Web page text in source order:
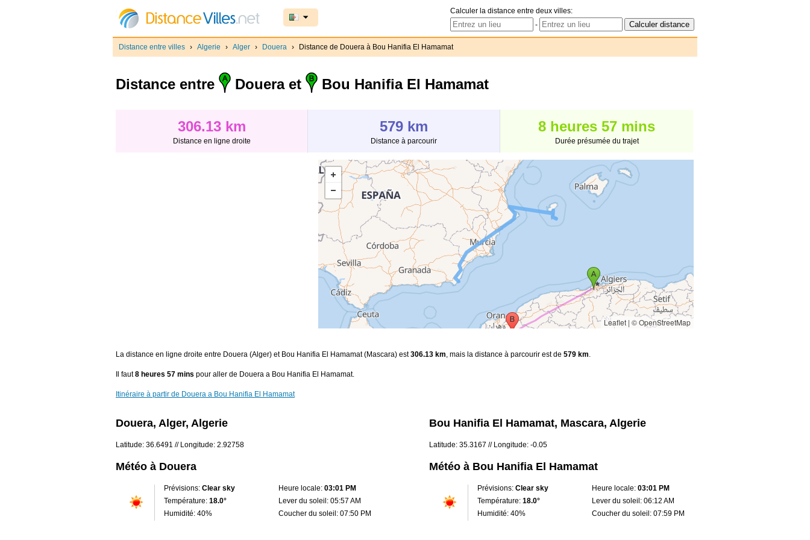
Calculer la distance entre deux villes:
-
Distance entre villes › Algerie › Alger › Douera › Distance de Douera à Bou Hanifia El Hamamat
Distance entre Douera et Bou Hanifia El Hamamat
306.13 km
Distance en ligne droite
579 km
Distance à parcourir
8 heures 57 mins
Durée présumée du trajet
Leaflet | © OpenStreetMap
La distance en ligne droite entre Douera (Alger) et Bou Hanifia El Hamamat (Mascara) est306.13 km, mais la distance à parcourir est de 579 km.
Il faut8 heures 57 mins pour aller de Douera a Bou Hanifia El Hamamat.
Itinéraire à partir de Douera a Bou Hanifia El Hamamat
Douera, Alger, Algerie
Latitude: 36.6491 // Longitude: 2.92758
Météo à Douera
Prévisions: Clear sky
Température: 18.0°
Humidité: 40%
Heure locale: 03:01 PM
Lever du soleil: 05:57 AM
Coucher du soleil: 07:50 PM
Bou Hanifia El Hamamat, Mascara, Algerie
Latitude: 35.3167 // Longitude: -0.05
Météo à Bou Hanifia El Hamamat
Prévisions: Clear sky
Température: 18.0°
Humidité: 40%
Heure locale: 03:01 PM
Lever du soleil: 06:12 AM
Coucher du soleil: 07:59 PM